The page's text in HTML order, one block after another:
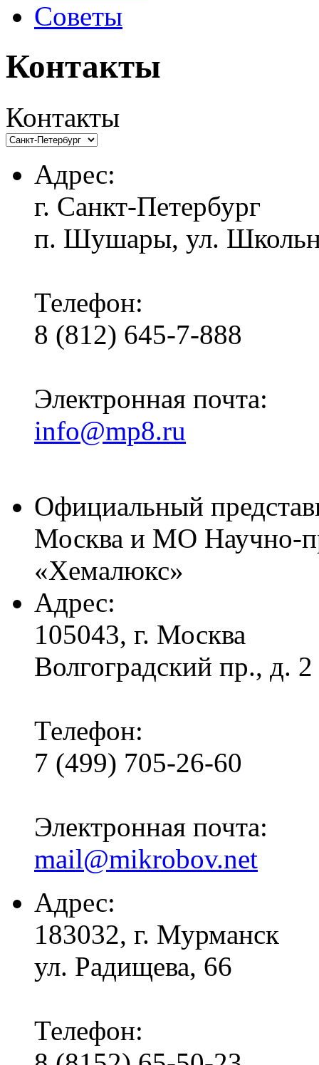
Советы
Контакты
Контакты
Адрес:
г. Санкт-Петербург
п. Шушары, ул.
Телефон:
8 (812) 645-7-888
Электронная почта:
info@mp8.ru
Официальный
Москва и МО Научно-
«Хемалюкс»
Адрес:
105043, г. Москва
Волгоградский пр., д. 2
Телефон:
7 (499) 705-26-60
Электронная почта:
mail@mikrobov.net
Адрес:
183032, г. Мурманск
ул. Радищева, 66
Телефон: